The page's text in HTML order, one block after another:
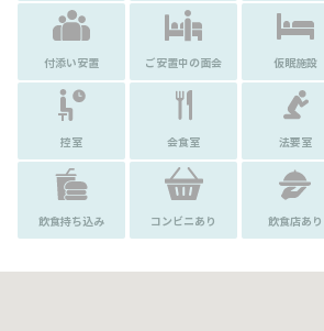
付添い安置 ご安置中の面会 仮眠施設
控室 会食室 法要室
飲食持ち込み コンビニあり 飲食店あり